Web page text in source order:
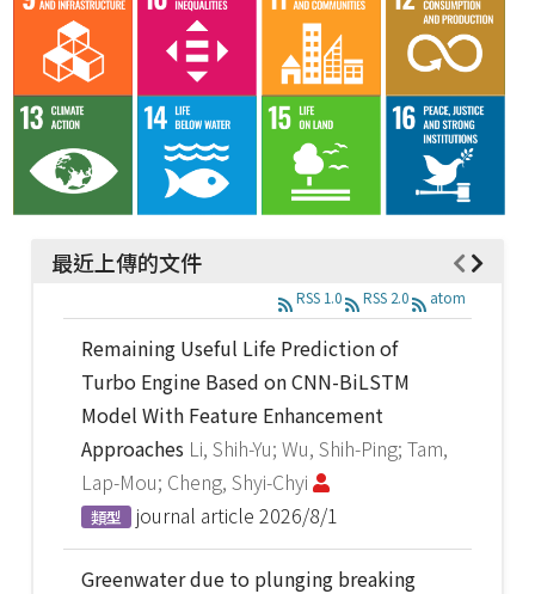
最近上傳的文件
RSS 1.0 RSS 2.0 atom
Remaining Useful Life Prediction of
Turbo Engine Based on CNN-BiLSTM
Model With Feature Enhancement
Approaches Li, Shih-Yu; Wu, Shih-Ping; Tam,
Lap-Mou; Cheng, Shyi-Chyi
類型 journal article 2026/8/1
Greenwater due to plunging breaking